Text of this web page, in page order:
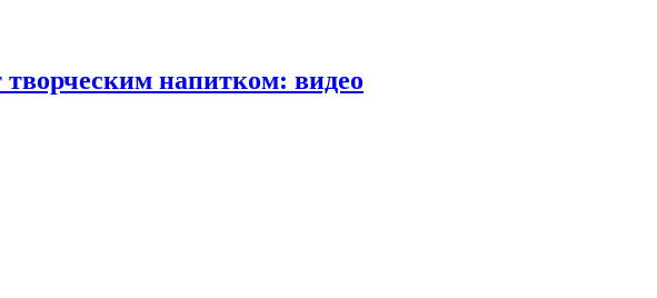
напитком: видео